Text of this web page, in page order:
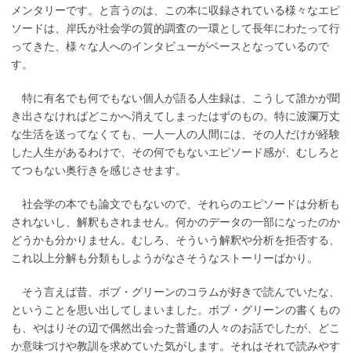
メンタリーです。と言うのは、この本に収録されている様々なエピ
ソードは、岸氏が社会学の質的調査の一環として長年にわたって行
ってきた、様々な人へのインタビューがベースとなっているので
す。
特に有名でも何でもない個人が語る人生録は、こうして誰かが聞
き出さなければどこかへ消えてしまったはずのもの。特に波瀾万丈
な生活を送ってなくても、一人一人の人間には、その人だけが経験
した人生があるわけで、その何でもないエピソード感が、むしろと
てつもない奥行きを感じさせます。
社会学の本でも論文でもないので、それらのエピソードは分析も
されないし、解釈もされません。何かのデータの一部になったのか
どうかも分かりません。むしろ、そういう解釈や分析を拒否する、
これ以上分解も分類もしようがなさそうなストーリーばかり。
そう言えば昔、ボブ・グリーンのコラムが好きで読んでいたな、
ということを思い出してしまいました。ボブ・グリーンの書くもの
も、やはりその辺で偶然出会った普通の人々のお話でしたが、どこ
か意味づけや教訓を求めていた気がします。それはそれで読みやす